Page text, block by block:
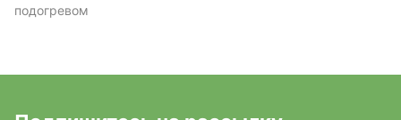
подогревом